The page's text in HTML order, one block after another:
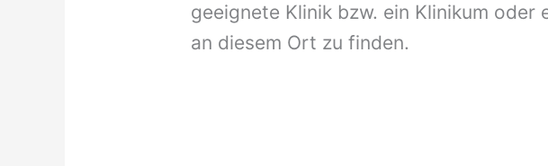
geeignete Klinik bzw. ein Klinikum oder
an diesem Ort zu finden.